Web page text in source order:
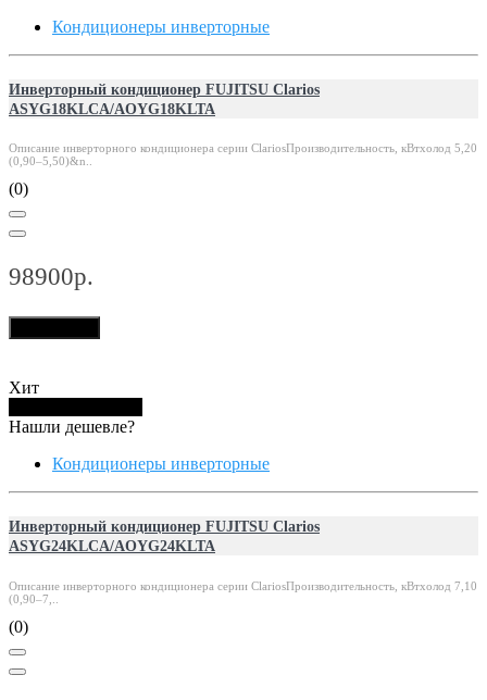
Кондиционеры инверторные
Инверторный кондиционер FUJITSU Clarios
ASYG18KLCA/AOYG18KLTA
Описание инверторного кондиционера серии ClariosПроизводительность, кВтхолод 5,20
(0,90–5,50)&n..
(0)
98900р.
Хит
Нашли дешевле?
Кондиционеры инверторные
Инверторный кондиционер FUJITSU Clarios
ASYG24KLCA/AOYG24KLTA
Описание инверторного кондиционера серии ClariosПроизводительность, кВтхолод 7,10
(0,90–7,..
(0)